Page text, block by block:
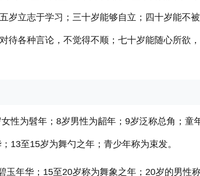
岁立志于学习；三十岁能够自立；四十岁能不被
待各种言论，不觉得不顺；七十岁能随心所欲，
性为髫年；8岁男性为龆年；9岁泛称总角；童
13至15岁为舞勺之年；青少年称为束发。
玉年华；15至20岁称为舞象之年；20岁的男性